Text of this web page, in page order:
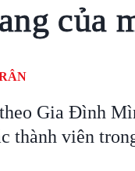
của
Gia Đình
thành viên